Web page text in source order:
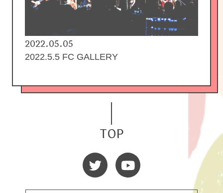
2022.05.05
2022.5.5 FC GALLERY
TOP